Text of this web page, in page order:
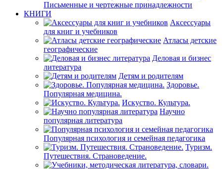
Письменные и чертежные принадлежности
КНИГИ
Аксессуары
для книг и учебников
Атласы детские
географические
Деловая и бизнес
литература
Детям и родителям
Здоровье.
Популярная медицина.
Искуство. Культура.
Научно
популярная литература
Популярная психология и семейная педагогика
Туризм.
Путешествия. Страноведение.